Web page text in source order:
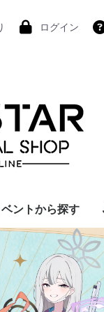
ログイン
ントから探す